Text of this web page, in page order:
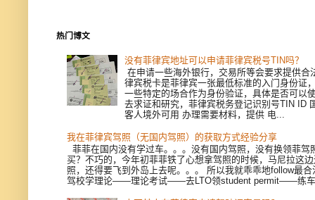
热门博文
没有菲律宾地址可以申请菲律宾税号TIN吗？
在申请一些海外银行，交易所等会要求提供合
律宾税卡是菲律宾一张最低标准的入门身份证
一些特定的场合作为身份验证，具体是否可以
去求证和研究，菲律宾税务登记识别号TIN ID
客人境外可用 办理需要材料，提供 电...
我在菲律宾驾照（无国内驾照）的获取方式经验分享
菲菲在国内没有学过车。。。没有国内驾照，没有换领菲驾
买？不巧的，今年初菲菲铁了心想拿驾照的时候，马尼拉这
照，还得要飞到外岛上去呢。。。 所以我就乖乖地follow最
驾校学理论——理论考试——去LTO领student permit——练